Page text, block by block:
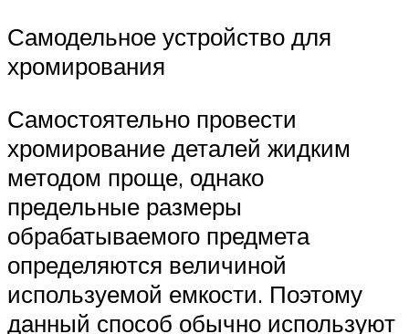
Самодельное устройство для
хромирования
Самостоятельно провести
хромирование деталей жидким
методом проще, однако
предельные размеры
обрабатываемого предмета
определяются величиной
используемой емкости. Поэтому
данный способ обычно используют